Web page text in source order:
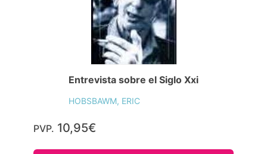
Entrevista sobre el Siglo Xxi
HOBSBAWM, ERIC
PVP. 10,95€